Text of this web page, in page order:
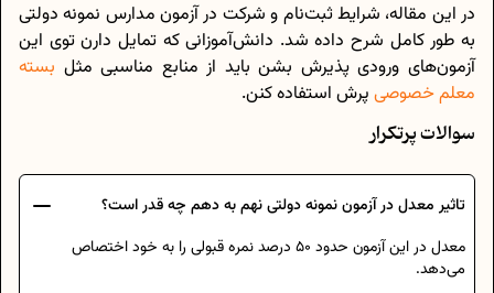
در این مقاله، شرایط ثبت‌نام و شرکت در آزمون مدارس نمونه دولتی
به طور کامل شرح داده شد. دانش‌آموزانی که تمایل دارن توی این
آزمون‌های ورودی پذیرش بشن باید از منابع مناسبی مثل بسته‌
معلم خصوصی پرش استفاده کنن.
سوالات پرتکرار
تاثیر معدل در آزمون نمونه دولتی نهم به دهم چه قدر است؟
معدل در این آزمون حدود 50 درصد نمره قبولی را به خود اختصاص
می‌دهد.